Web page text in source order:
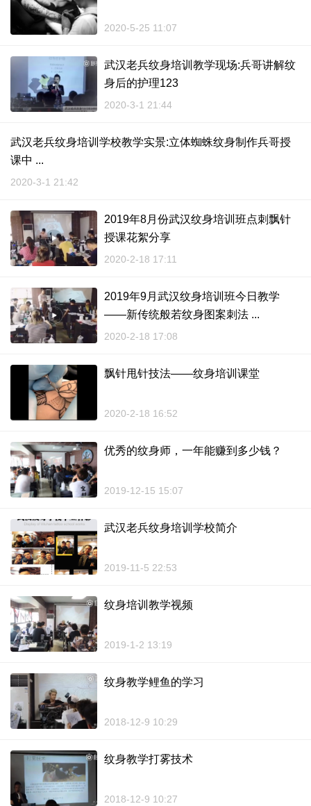
2020-5-25 11:07
武汉老兵纹身培训教学现场:兵哥讲解纹
身后的护理123
2020-3-1 21:44
武汉老兵纹身培训学校教学实景:立体蜘蛛纹身制作兵哥授
课中 ...
2020-3-1 21:42
2019年8月份武汉纹身培训班点刺飘针
授课花絮分享
2020-2-18 17:11
2019年9月武汉纹身培训班今日教学
——新传统般若纹身图案刺法 ...
2020-2-18 17:08
飘针甩针技法——纹身培训课堂
2020-2-18 16:52
优秀的纹身师，一年能赚到多少钱？
2019-12-15 15:07
武汉老兵纹身培训学校简介
2019-11-5 22:53
纹身培训教学视频
2019-1-2 13:19
纹身教学鲤鱼的学习
2018-12-9 10:29
纹身教学打雾技术
2018-12-9 10:27